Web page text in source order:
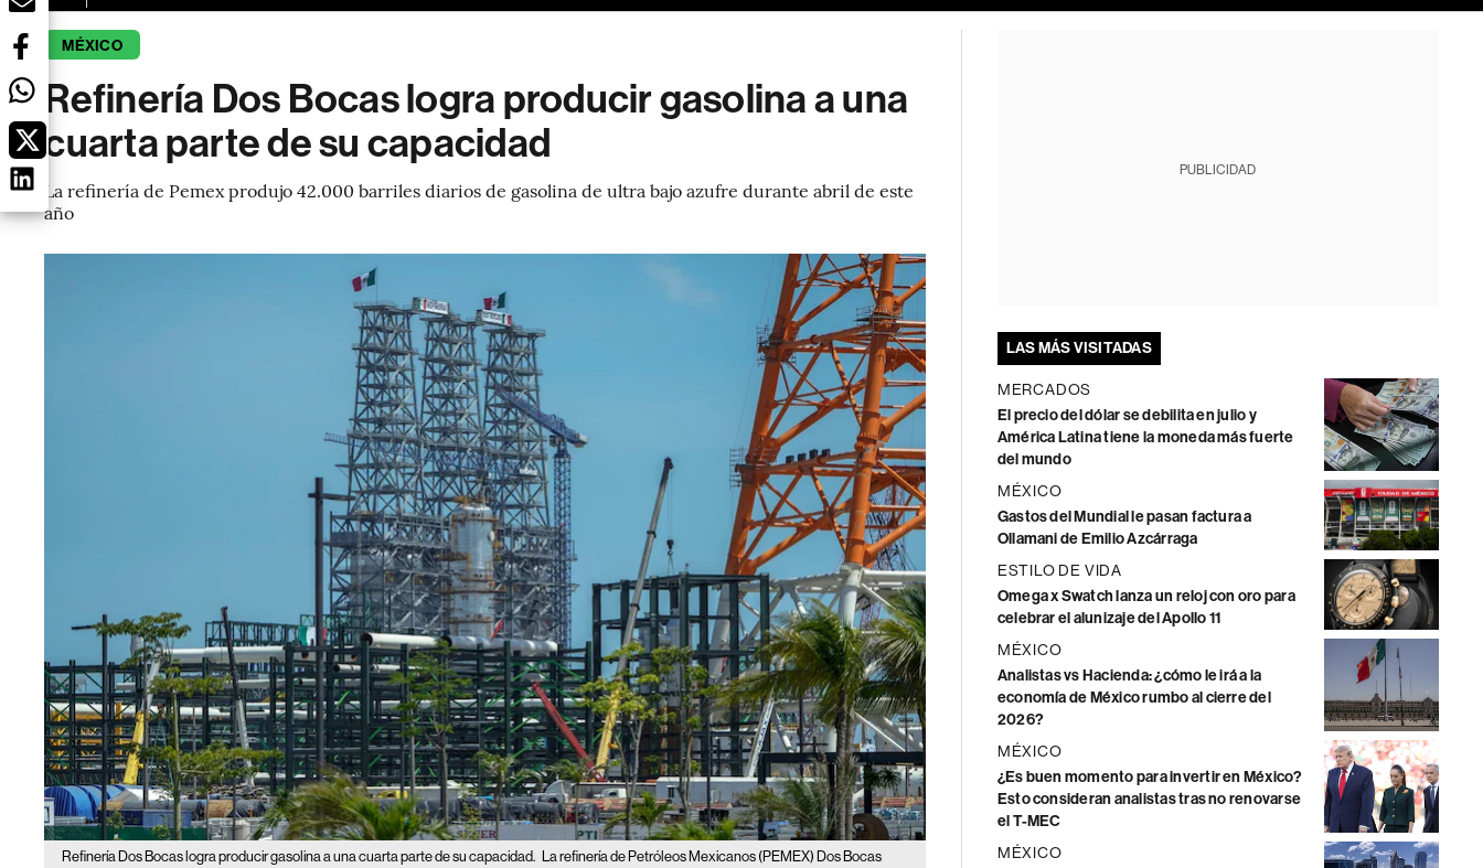
MÉXICO
Refinería Dos Bocas logra producir gasolina a una
cuarta parte de su capacidad
La refinería de Pemex produjo 42.000 barriles diarios de gasolina de ultra bajo azufre durante abril de este
año
Refinería Dos Bocas logra producir gasolina a una cuarta parte de su capacidad. La refinería de Petróleos Mexicanos (PEMEX) Dos Bocas
PUBLICIDAD
LAS MÁS VISITADAS
MERCADOS
El precio del dólar se debilita en julio y
América Latina tiene la moneda más fuerte
del mundo
MÉXICO
Gastos del Mundial le pasan factura a
Ollamani de Emilio Azcárraga
ESTILO DE VIDA
Omega x Swatch lanza un reloj con oro para
celebrar el alunizaje del Apollo 11
MÉXICO
Analistas vs Hacienda: ¿cómo le irá a la
economía de México rumbo al cierre del
2026?
MÉXICO
¿Es buen momento para invertir en México?
Esto consideran analistas tras no renovarse
el T-MEC
MÉXICO